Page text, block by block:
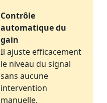
Contrôle
automatique du
gain
Il ajuste efficacement
le niveau du signal
sans aucune
intervention
manuelle.